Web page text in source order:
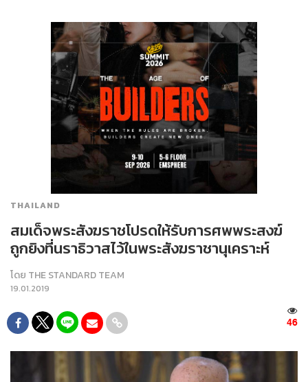
THAILAND
สมเด็จพระสังฆราชโปรดให้รับการศพพระสงฆ์
ถูกยิงที่นราธิวาสไว้ในพระสังฆราชานุเคราะห์
โดย THE STANDARD TEAM
19.01.2019
46